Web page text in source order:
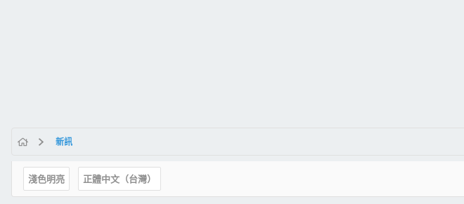
新訊
淺色明亮 正體中文（台灣）